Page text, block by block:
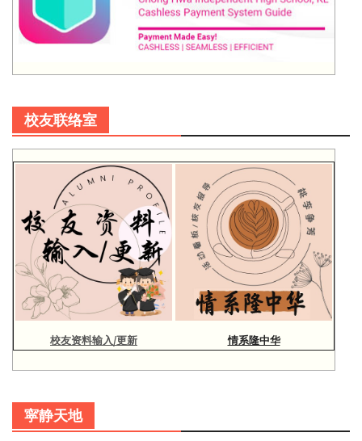
校友联络室
校友资料输入/更新 情系隆中华
寜静天地